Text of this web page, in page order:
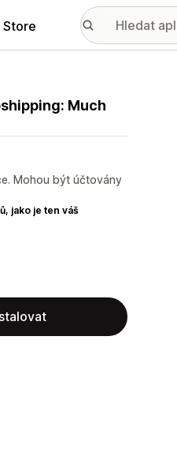
Much
Mohou být účtovány
jako je ten váš